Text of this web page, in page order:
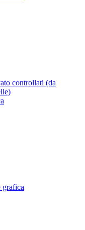
controllati (da
grafica